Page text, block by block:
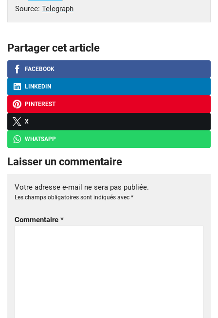
Source: Telegraph
Partager cet article
FACEBOOK
LINKEDIN
PINTEREST
X
WHATSAPP
Laisser un commentaire
Votre adresse e-mail ne sera pas publiée.
Les champs obligatoires sont indiqués avec *
Commentaire *